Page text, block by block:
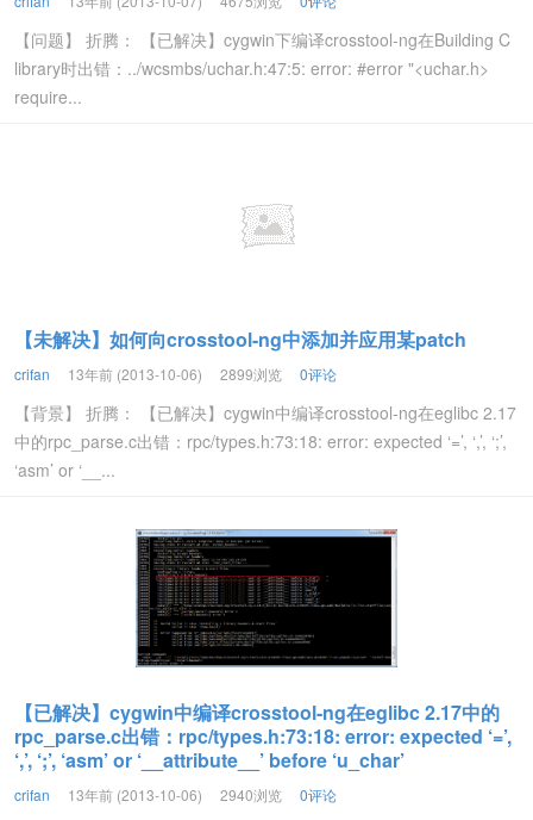
【问题】 折腾： 【已解决】cygwin下编译crosstool-ng在Building C
library时出错：../wcsmbs/uchar.h:47:5: error: #error "<uchar.h>
require...
【未解决】如何向crosstool-ng中添加并应用某patch
crifan 13年前 (2013-10-06) 2899浏览 0评论
【背景】 折腾： 【已解决】cygwin中编译crosstool-ng在eglibc 2.17
中的rpc_parse.c出错：rpc/types.h:73:18: error: expected ‘=’, ‘,’, ‘;’,
‘asm’ or ‘__...
【已解决】cygwin中编译crosstool-ng在eglibc 2.17中的
rpc_parse.c出错：rpc/types.h:73:18: error: expected ‘=’,
‘,’, ‘;’, ‘asm’ or ‘__attribute__’ before ‘u_char’
crifan 13年前 (2013-10-06) 2940浏览 0评论